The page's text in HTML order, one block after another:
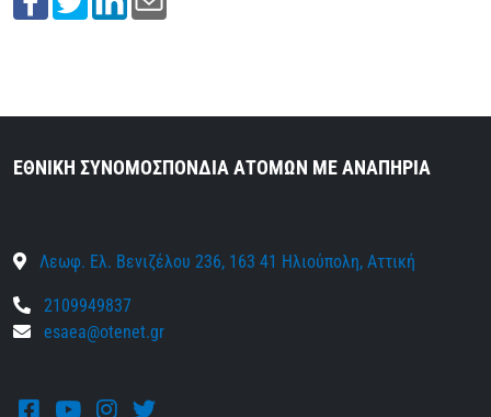
ΕΘΝΙΚΗ ΣΥΝΟΜΟΣΠΟΝΔΙΑ ΑΤΟΜΩΝ ΜΕ ΑΝΑΠΗΡΙΑ
Λεωφ. Ελ. Βενιζέλου 236, 163 41 Ηλιούπολη, Αττική
2109949837
esaea@otenet.gr
FacebookYoutubeInstagram
Twitter